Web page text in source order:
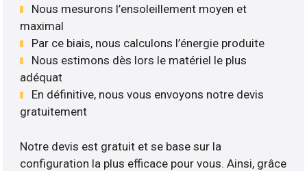
Nous mesurons l’ensoleillement moyen et
maximal
Par ce biais, nous calculons l’énergie produite
Nous estimons dès lors le matériel le plus
adéquat
En définitive, nous vous envoyons notre devis
gratuitement
Notre devis est gratuit et se base sur la
configuration la plus efficace pour vous. Ainsi, grâce